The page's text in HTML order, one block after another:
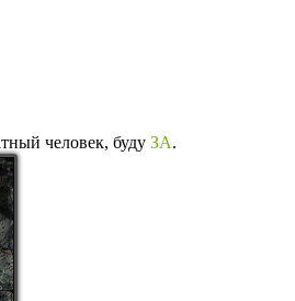
человек, буду ЗА.